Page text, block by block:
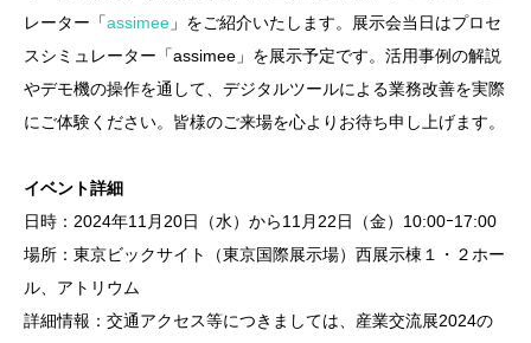
レーター「assimee 」をご紹介いたします。展示会当日はプロセ
スシミュレーター「assimee」を展示予定です。活用事例の解説
やデモ機の操作を通して、デジタルツールによる業務改善を実際
にご体験ください。皆様のご来場を心よりお待ち申し上げます。
イベント詳細
日時：2024年11月20日（水）から11月22日（金）10:00ｰ17:00
場所：東京ビックサイト（東京国際展示場）西展示棟１・２ホー
ル、アトリウム
詳細情報：交通アクセス等につきましては、産業交流展2024の